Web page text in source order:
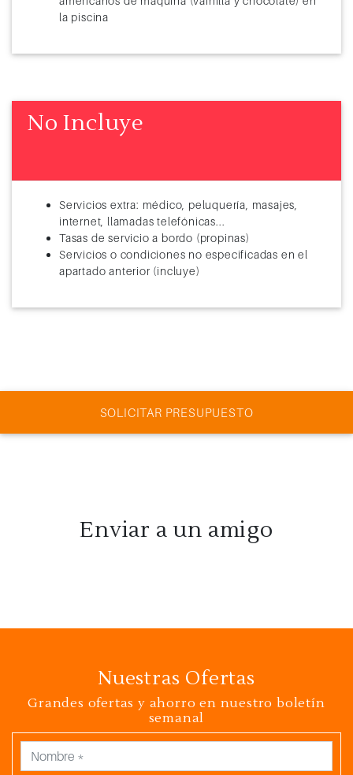
la piscina
No Incluye
Servicios extra: médico, peluquería, masajes,
internet, llamadas telefónicas...
Tasas de servicio a bordo (propinas)
Servicios o condiciones no especificadas en el
apartado anterior (incluye)
SOLICITAR PRESUPUESTO
Enviar a un amigo
Nuestras Ofertas
Grandes ofertas y ahorro en nuestro boletín
semanal